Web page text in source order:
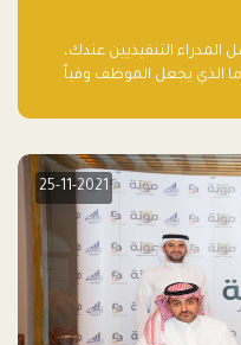
المدراء التنفيذيين عندك،
الذي يجعل الموظف وفياً
25-11-2021